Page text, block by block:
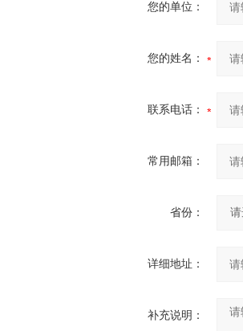
您的单位：
您的姓名：
联系电话：
常用邮箱：
省份：
详细地址：
补充说明：